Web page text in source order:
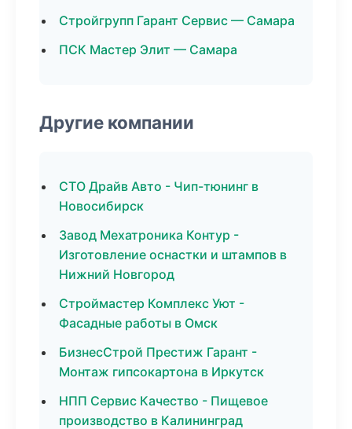
Стройгрупп Гарант Сервис — Самара
ПСК Мастер Элит — Самара
Другие компании
СТО Драйв Авто - Чип-тюнинг в
Новосибирск
Завод Мехатроника Контур -
Изготовление оснастки и штампов в
Нижний Новгород
Строймастер Комплекс Уют -
Фасадные работы в Омск
БизнесСтрой Престиж Гарант -
Монтаж гипсокартона в Иркутск
НПП Сервис Качество - Пищевое
производство в Калининград